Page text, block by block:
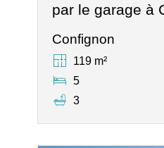
par le garage à
Confignon
119 m²
5
3